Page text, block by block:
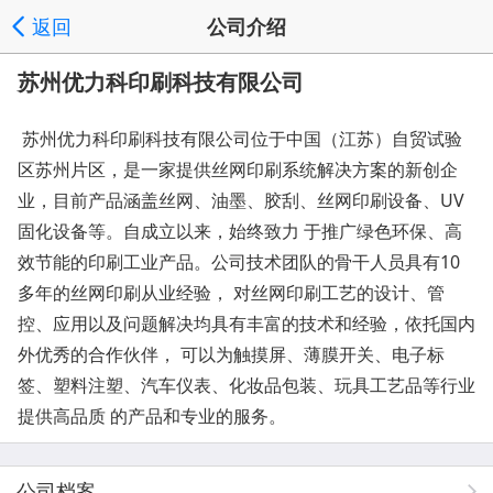
返回 公司介绍
苏州优力科印刷科技有限公司
苏州优力科印刷科技有限公司位于中国（江苏）自贸试验
区苏州片区，是一家提供丝网印刷系统解决方案的新创企
业，目前产品涵盖丝网、油墨、胶刮、丝网印刷设备、UV
固化设备等。自成立以来，始终致力 于推广绿色环保、高
效节能的印刷工业产品。公司技术团队的骨干人员具有10
多年的丝网印刷从业经验， 对丝网印刷工艺的设计、管
控、应用以及问题解决均具有丰富的技术和经验，依托国内
外优秀的合作伙伴， 可以为触摸屏、薄膜开关、电子标
签、塑料注塑、汽车仪表、化妆品包装、玩具工艺品等行业
提供高品质 的产品和专业的服务。